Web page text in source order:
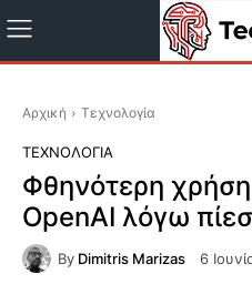
Αρχική Τεχνολογία
ΤΕΧΝΟΛΟΓΊΑ
Φθηνότερη
OpenAI λόγω
By Dimitris Marizas 6